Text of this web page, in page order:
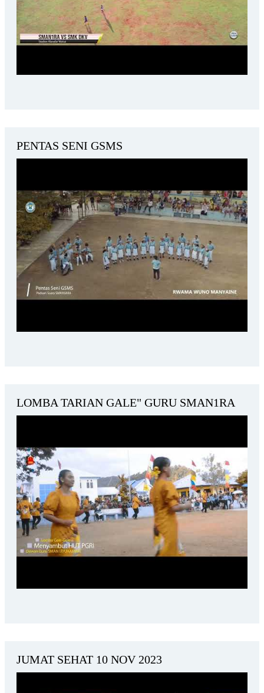
PENTAS SENI GSMS
LOMBA TARIAN GALE" GURU SMAN1RA
JUMAT SEHAT 10 NOV 2023